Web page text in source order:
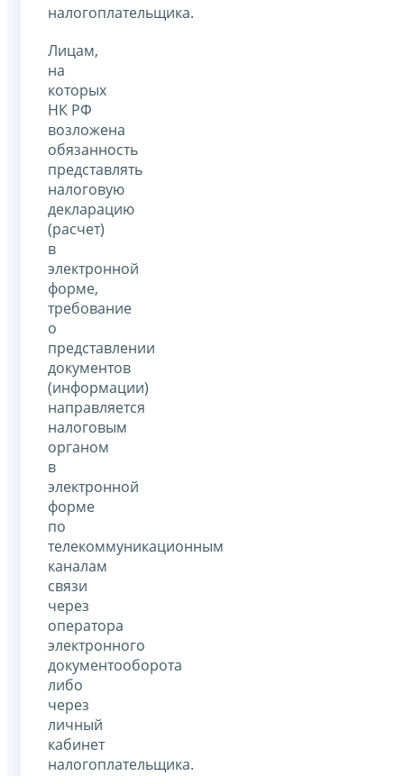
налогоплательщика.
Лицам,
на
которых
НК РФ
возложена
обязанность
представлять
налоговую
декларацию
(расчет)
в
электронной
форме,
требование
о
представлении
документов
(информации)
направляется
налоговым
органом
в
электронной
форме
по
телекоммуникационным
каналам
связи
через
оператора
электронного
документооборота
либо
через
личный
кабинет
налогоплательщика.